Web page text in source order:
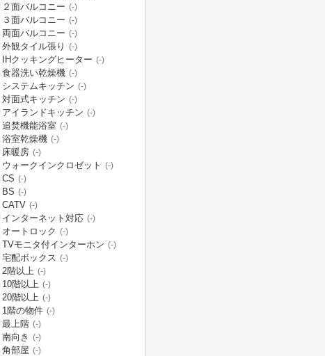
２面バルコニー (-)
３面バルコニー (-)
両面バルコニー (-)
外観タイル張り (-)
IHクッキングヒーター (-)
食器洗い乾燥機 (-)
システムキッチン (-)
対面式キッチン (-)
アイランドキッチン (-)
追焚機能浴室 (-)
浴室乾燥機 (-)
床暖房 (-)
ウォークインクロゼット (-)
CS (-)
BS (-)
CATV (-)
インターネット対応 (-)
オートロック (-)
TVモニタ付インターホン (-)
宅配ボックス (-)
2階以上 (-)
10階以上 (-)
20階以上 (-)
1階の物件 (-)
最上階 (-)
南向き (-)
角部屋 (-)